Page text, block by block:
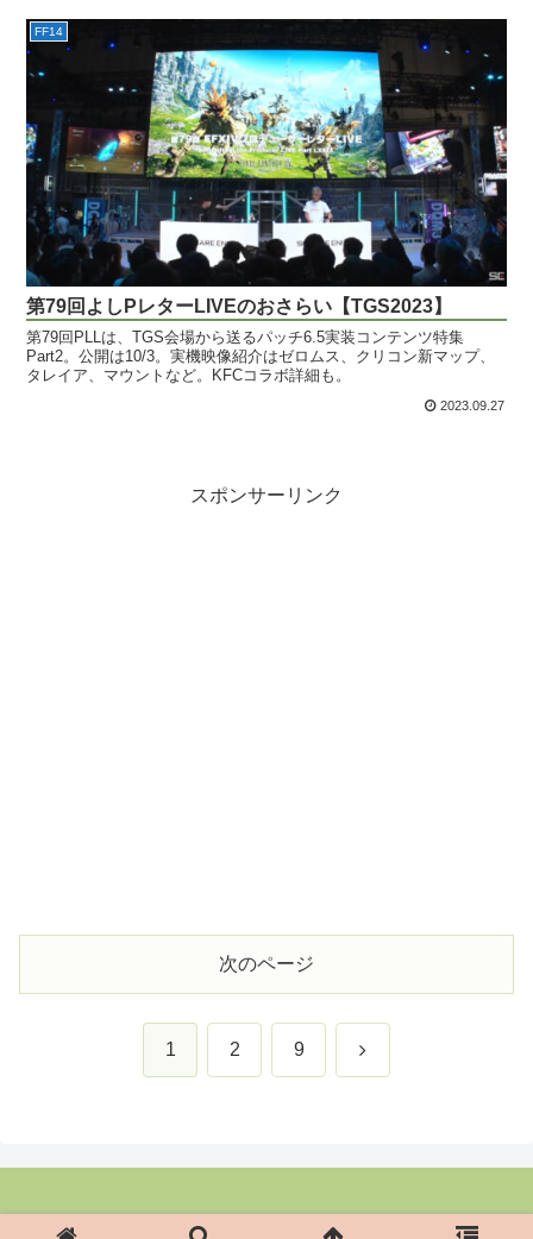
FF14
第79回よしPレターLIVEのおさらい【TGS2023】
第79回PLLは、TGS会場から送るパッチ6.5実装コンテンツ特集
Part2。公開は10/3。実機映像紹介はゼロムス、クリコン新マップ、
タレイア、マウントなど。KFCコラボ詳細も。
2023.09.27
スポンサーリンク
次のページ
1 2 9 次